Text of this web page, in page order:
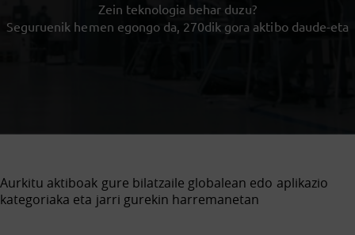
Zein teknologia behar duzu?
Seguruenik hemen egongo da, 270dik gora aktibo daude-eta
Aurkitu aktiboak gure bilatzaile globalean edo aplikazio
kategoriaka eta jarri gurekin harremanetan